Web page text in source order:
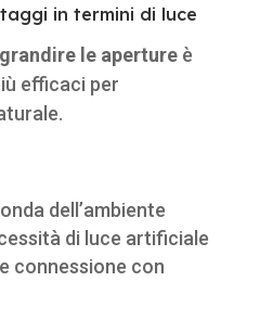
in termini di luce
le apertureè
efficaci per
dell’ambiente
di luce artificiale
connessione con